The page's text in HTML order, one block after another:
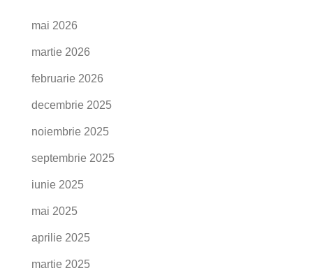
mai 2026
martie 2026
februarie 2026
decembrie 2025
noiembrie 2025
septembrie 2025
iunie 2025
mai 2025
aprilie 2025
martie 2025